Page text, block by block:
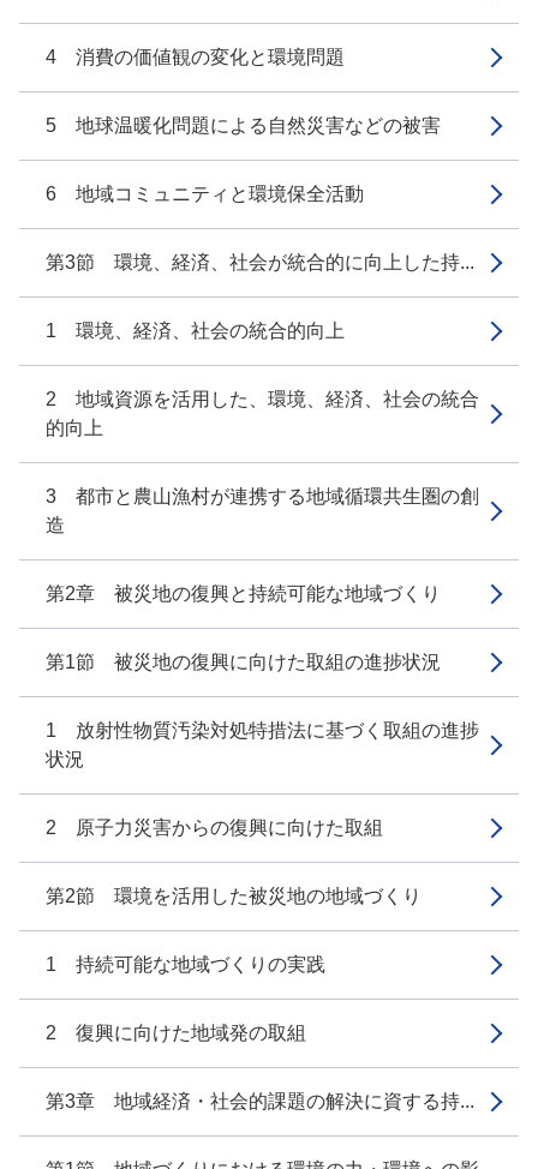
4 消費の価値観の変化と環境問題
5 地球温暖化問題による自然災害などの被害
6 地域コミュニティと環境保全活動
第3節 環境、経済、社会が統合的に向上した持...
1 環境、経済、社会の統合的向上
2 地域資源を活用した、環境、経済、社会の統合
的向上
3 都市と農山漁村が連携する地域循環共生圏の創
造
第2章 被災地の復興と持続可能な地域づくり
第1節 被災地の復興に向けた取組の進捗状況
1 放射性物質汚染対処特措法に基づく取組の進捗
状況
2 原子力災害からの復興に向けた取組
第2節 環境を活用した被災地の地域づくり
1 持続可能な地域づくりの実践
2 復興に向けた地域発の取組
第3章 地域経済・社会的課題の解決に資する持...